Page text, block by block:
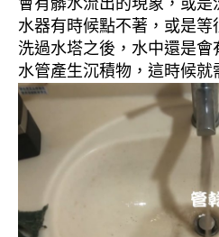
會有髒水流出的現象，或
水器有時候點不著，或是
洗過水塔之後，水中還是
水管產生沉積物，這時候就